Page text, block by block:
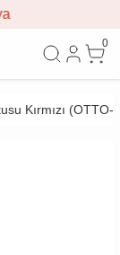
0
Kırmızı (OTTO-